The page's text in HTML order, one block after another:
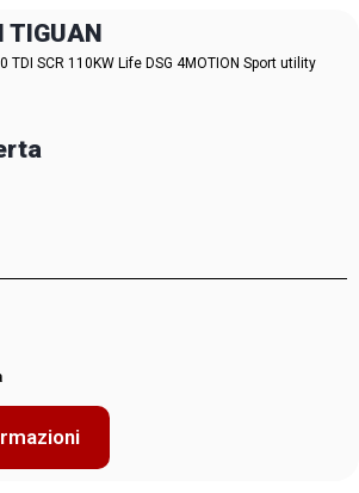
TIGUAN
TDI SCR 110KW Life DSG 4MOTION Sport utility